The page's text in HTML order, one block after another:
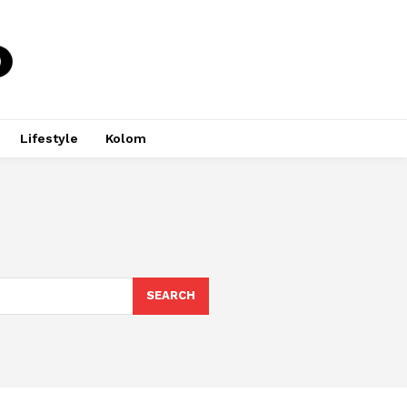
Lifestyle Kolom
SEARCH